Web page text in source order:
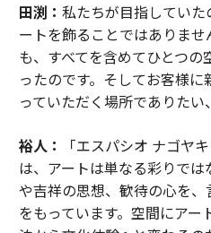
田渕： 私たちが目指してい
ートを飾ることではありま
も、すべてを含めてひとつ
ったのです。そしてお客様
っていただく場所でありたい
裕人：
「エスパシオ ナゴヤ
は、アートは単なる彩りで
や吉祥の思想、歓待の心を
をもっています。空間にアー